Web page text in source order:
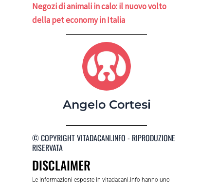
Negozi di animali in calo: il nuovo volto
della pet economy in Italia
Angelo Cortesi
© COPYRIGHT VITADACANI.INFO - RIPRODUZIONE
RISERVATA
DISCLAIMER
Le informazioni esposte in vitadacani.info hanno uno